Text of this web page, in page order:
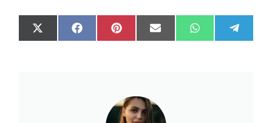
Compartir
en
X
(
Compartir
en
F
a
Compartir
en
P
i
e
s
Compartir
en
E
m
Compartir
en
W
h en
e